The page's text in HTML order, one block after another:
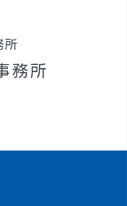
所
務所